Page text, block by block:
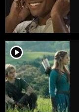
player2